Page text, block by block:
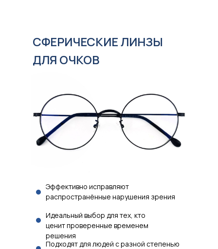
СФЕРИЧЕСКИЕ ЛИНЗЫ
ДЛЯ ОЧКОВ
Подходят для людей с разной степенью
Идеальный выбор для тех, кто
ценит проверенные временем
решения
Эффективно исправляют
распространённые нарушения зрения